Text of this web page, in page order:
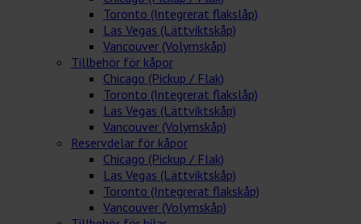
Toronto (Integrerat flakslåp)
Las Vegas (Lättviktskåp)
Vancouver (Volymskåp)
Tillbehör för kåpor
Chicago (Pickup / Flak)
Toronto (Integrerat flakslåp)
Las Vegas (Lättviktskåp)
Vancouver (Volymskåp)
Reservdelar för kåpor
Chicago (Pickup / Flak)
Las Vegas (Lättviktskåp)
Toronto (Integrerat flakskåp)
Vancouver (Volymskåp)